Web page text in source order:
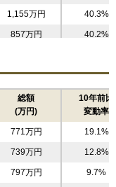
1,155万円 40.3%
857万円 40.2%
708万円 41.2%
1,048万円 3.4%
734万円 41.6%
785万円 43.8%
893万円 50.9%
751万円 55.9%
総額
(万円)
10年前比
変動率
771万円 19.1%
739万円 12.8%
797万円 9.7%